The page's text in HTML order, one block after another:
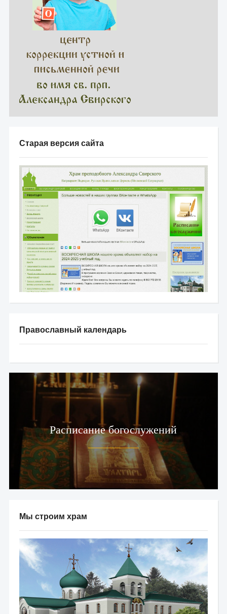
Старая версия сайта
Православный календарь
Расписание богослужений
Мы строим храм